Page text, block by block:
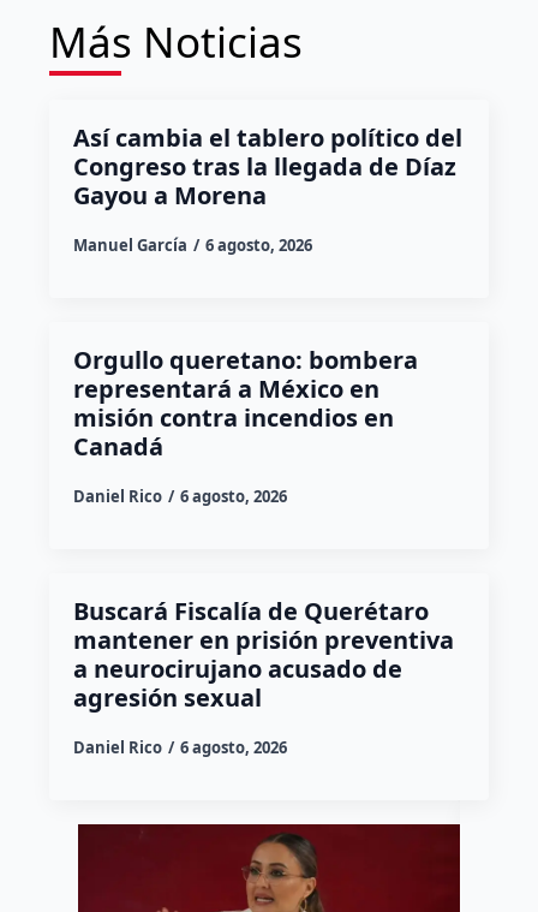
Más Noticias
Así cambia el tablero político del
Congreso tras la llegada de Díaz
Gayou a Morena
Manuel García 6 agosto, 2026
Orgullo queretano: bombera
representará a México en
misión contra incendios en
Canadá
Daniel Rico 6 agosto, 2026
Buscará Fiscalía de Querétaro
mantener en prisión preventiva
a neurocirujano acusado de
agresión sexual
Daniel Rico 6 agosto, 2026